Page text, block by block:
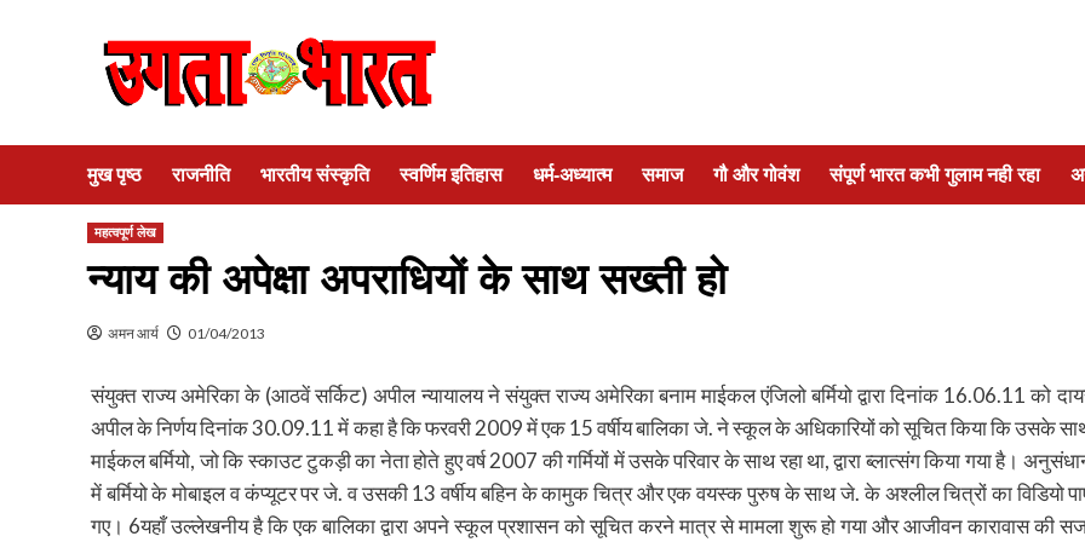
मुख पृष्ठ राजनीति भारतीय संस्कृति स्वर्णिम इतिहास धर्म-अध्यात्म समाज गौ और गोवंश संपूर्ण भारत कभी गुलाम नही रहा
महत्वपूर्ण लेख
न्याय की अपेक्षा अपराधियों के साथ सख्ती हो
अमन आर्य 01/04/2013
संयुक्त राज्य अमेरिका के (आठवें सर्किट) अपील न्यायालय ने संयुक्त राज्य अमेरिका बनाम माईकल एंजिलो बर्मियो द्वारा दिनांक 16.06.11 को
अपील के निर्णय दिनांक 30.09.11 में कहा है कि फरवरी 2009 में एक 15 वर्षीय बालिका जे. ने स्कूल के अधिकारियों को सूचित किया कि उसके
माईकल बर्मियो, जो कि स्काउट टुकड़ी का नेता होते हुए वर्ष 2007 की गर्मियों में उसके परिवार के साथ रहा था, द्वारा ब्लात्संग किया गया है।
में बर्मियो के मोबाइल व कंप्यूटर पर जे. व उसकी 13 वर्षीय बहिन के कामुक चित्र और एक वयस्क पुरुष के साथ जे. के अश्लील चित्रों का विडियो
गए। 6यहाँ उल्लेखनीय है कि एक बालिका द्वारा अपने स्कूल प्रशासन को सूचित करने मात्र से मामला शुरू हो गया और आजीवन कारावास की